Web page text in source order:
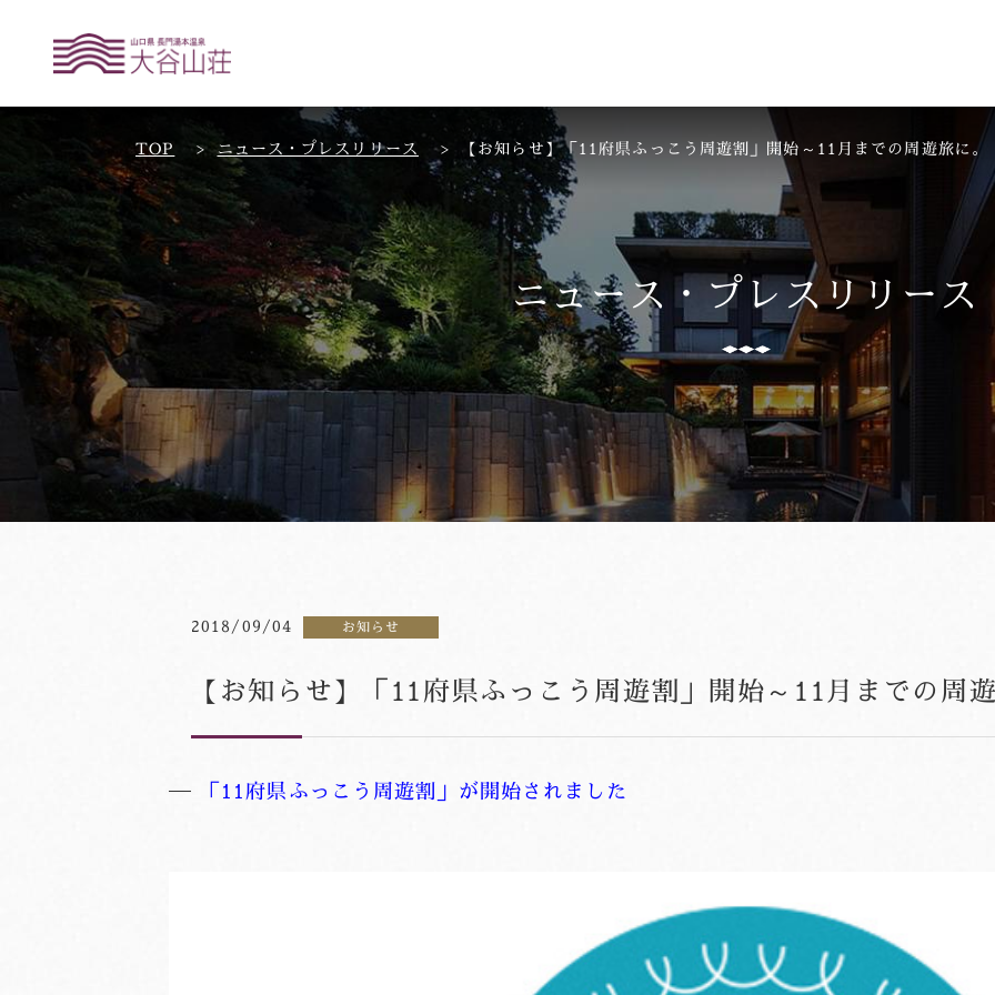
TOP ニュース・プレスリリース 【お知らせ】「11府県ふっこう周遊割」開始～11月までの周遊旅に。
ニュース・プレスリリース
2018/09/04 お知らせ
【お知らせ】「11府県ふっこう周遊割」開始～11月までの周
「11府県ふっこう周遊割」が開始されました